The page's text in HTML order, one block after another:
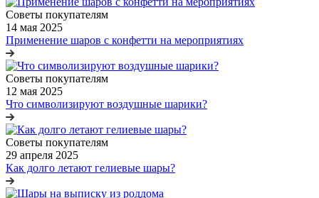
Советы покупателям
14 мая 2025
Применение шаров с конфетти на мероприятиях
Советы покупателям
12 мая 2025
Что символизируют воздушные шарики?
Советы покупателям
29 апреля 2025
Как долго летают гелиевые шары?